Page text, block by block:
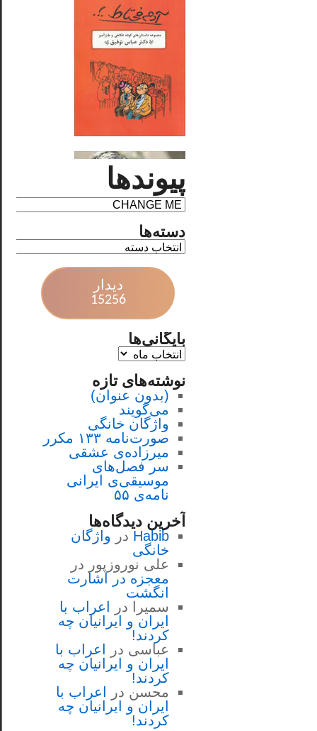
پیوندها
دسته‌ها
دیدار
15256
بایگانی‌ها
نوشته‌های تازه
(بدون عنوان)
می‌گویند
واژگان خانگی
صورت‌نامه ۱۳۳ مکرر
میرزاده‌ی عشقی
سر فصل‌هاى
موسيقى‌ی ايرانى
نامه‌ی ۵۵
آخرین دیدگاه‌ها
Habib در واژگان
خانگی
علی نوروزپور در
معجزه در اشارت
انگشت
سمیرا
در
اعراب با
ايران و ايرانيان چه
كردند!
عباسی در
اعراب با
ايران و ايرانيان چه
كردند!
محسن در
اعراب با
ايران و ايرانيان چه
كردند!